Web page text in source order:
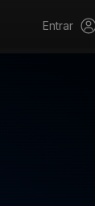
Entrar